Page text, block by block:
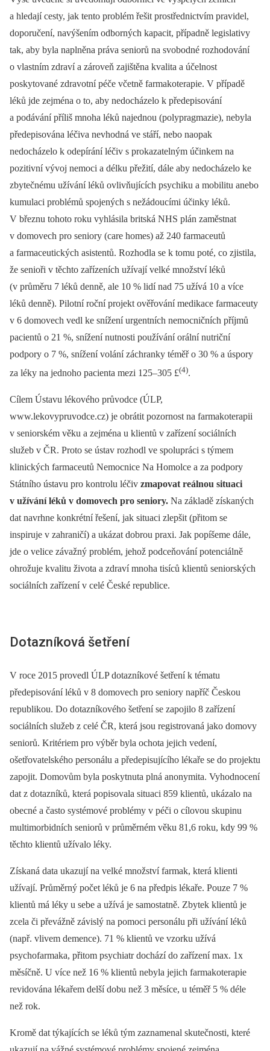
a hledají cesty, jak tento problém řešit prostřednictvím pravidel,
doporučení, navýšením odborných kapacit, případně legislativy
tak, aby byla naplněna práva seniorů na svobodné rozhodování
o vlastním zdraví a zároveň zajištěna kvalita a účelnost
poskytované zdravotní péče včetně farmakoterapie. V případě
léků jde zejména o to, aby nedocházelo k předepisování
a podávání příliš mnoha léků najednou (polypragmazie), nebyla
předepisována léčiva nevhodná ve stáří, nebo naopak
nedocházelo k odepírání léčiv s prokazatelným účinkem na
pozitivní vývoj nemoci a délku přežití, dále aby nedocházelo ke
zbytečnému užívání léků ovlivňujících psychiku a mobilitu anebo
kumulaci problémů spojených s nežádoucími účinky léků.
V březnu tohoto roku vyhlásila britská NHS plán zaměstnat
v domovech pro seniory (care homes) až 240 farmaceutů
a farmaceutických asistentů. Rozhodla se k tomu poté, co zjistila,
že senioři v těchto zařízeních užívají velké množství léků
(v průměru 7 léků denně, ale 10 % lidí nad 75 užívá 10 a více
léků denně). Pilotní roční projekt ověřování medikace farmaceuty
v 6 domovech vedl ke snížení urgentních nemocničních příjmů
pacientů o 21 %, snížení nutnosti používání orální nutriční
podpory o 7 %, snížení volání záchranky téměř o 30 % a úspory
za léky na jednoho pacienta mezi 125–305 £(4).
Cílem Ústavu lékového průvodce (ÚLP,
www.lekovypruvodce.cz) je obrátit pozornost na farmakoterapii
v seniorském věku a zejména u klientů v zařízení sociálních
služeb v ČR. Proto se ústav rozhodl ve spolupráci s týmem
klinických farmaceutů Nemocnice Na Homolce a za podpory
Státního ústavu pro kontrolu léčiv zmapovat reálnou situaci
v užívání léků v domovech pro seniory. Na základě získaných
dat navrhne konkrétní řešení, jak situaci zlepšit (přitom se
inspiruje v zahraničí) a ukázat dobrou praxi. Jak popíšeme dále,
jde o velice závažný problém, jehož podceňování potenciálně
ohrožuje kvalitu života a zdraví mnoha tisíců klientů se­niorských
sociálních zařízení v celé České republice.
Dotazníková šetření
V roce 2015 provedl ÚLP dotazníkové šetření k tématu
předepisování léků v 8 domovech pro seniory napříč Českou
republikou. Do dotazníkového šetření se zapojilo 8 zařízení
sociálních služeb z celé ČR, která jsou registrovaná jako domovy
seniorů. Kritériem pro výběr byla ochota jejich vedení,
ošetřovatelského personálu a předepisujícího lékaře se do projektu
zapojit. Domovům byla poskytnuta plná anonymita. Vyhodnocení
dat z dotazníků, která popisovala situaci 859 klientů, ukázalo na
obecné a často systémové problémy v péči o cílovou skupinu
multimorbidních seniorů v průměrném věku 81,6 roku, kdy 99 %
těchto klientů užívalo léky.
Získaná data ukazují na velké množství farmak, která klienti
užívají. Průměrný počet léků je 6 na předpis lékaře. Pouze 7 %
klientů má léky u sebe a užívá je samostatně. Zbytek klientů je
zcela či převážně závislý na pomoci personálu při užívání léků
(např. vlivem demence). 71 % klientů ve vzorku užívá
psychofarmaka, přitom psychiatr dochází do zařízení max. 1x
měsíčně. U více než 16 % klientů nebyla jejich farmakoterapie
revidována lékařem delší dobu než 3 měsíce, u téměř 5 % déle
než rok.
Kromě dat týkajících se léků tým zaznamenal skutečnosti, které